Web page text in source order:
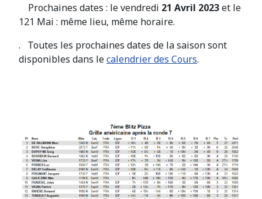
Prochaines dates : le vendredi 21 Avril 2023et le
121 Mai : même lieu, même horaire.
. Toutes les prochaines dates de la saison sont
disponibles dans lecalendrier des Cours.